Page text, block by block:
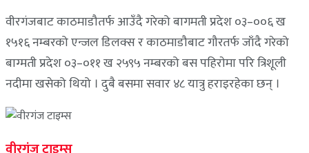
वीरगंजबाट काठमाडौतर्फ आउँदै गरेको बागमती प्रदेश ०३–००६ ख
१५१६ नम्बरको एन्जल डिलक्स र काठमाडौबाट गौरतर्फ जाँदै गरेको
बाग्मती प्रदेश ०३–०११ ख २५९५ नम्बरको बस पहिराेमा परि त्रिशूली
नदीमा खसेको थियो । दुबै बसमा सवार ४८ यात्रु हराइरहेका छन् ।